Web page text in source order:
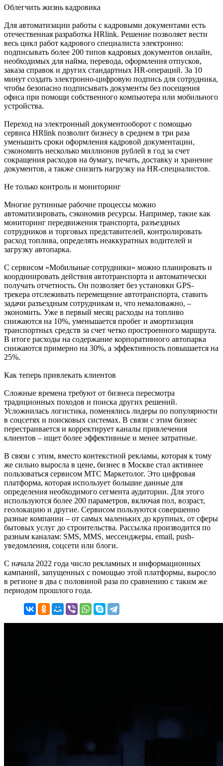
Облегчить жизнь кадровика
Для автоматизации работы с кадровыми документами есть
отечественная разработка HRlink. Решение позволяет вести
весь цикл работ кадрового специалиста электронно:
подписывать более 200 типов кадровых документов онлайн,
необходимых для найма, перевода, оформления отпусков,
заказа справок и других стандартных HR-операций. За 10
минут создать электронно-цифровую подпись для сотрудника,
чтобы безопасно подписывать документы без посещения
офиса при помощи собственного компьютера или мобильного
устройства.
Переход на электронный документооборот с помощью
сервиса HRlink позволит бизнесу в среднем в три раза
уменьшить сроки оформления кадровой документации,
сэкономить несколько миллионов рублей в год за счет
сокращения расходов на бумагу, печать, доставку и хранение
документов, а также снизить нагрузку на HR-специалистов.
Не только контроль и мониторинг
Многие рутинные рабочие процессы можно
автоматизировать, сэкономив ресурсы. Например, такие как
мониторинг передвижения транспорта, разъездных
сотрудников и торговых представителей, контролировать
расход топлива, определять неаккуратных водителей и
загрузку автопарка.
С сервисом «Мобильные сотрудники» можно планировать и
координировать действия автотранспорта и автоматически
получать отчетность. Он позволяет без установки GPS-
трекера отслеживать перемещение автотранспорта, ставить
задачи разъездным сотрудникам и, что немаловажно, –
экономить. Уже в первый месяц расходы на топливо
снижаются на 10%, уменьшается пробег и амортизация
транспортных средств за счет четко простроенного маршрута.
В итоге расходы на содержание корпоративного автопарка
снижаются примерно на 30%, а эффективность повышается на
25%.
Как теперь привлекать клиентов
Сложные времена требуют от бизнеса пересмотра
традиционных походов и поиска других решений.
Усложнилась логистика, поменялись лидеры по популярности
в соцсетях и поисковых системах. В связи с этим бизнес
перестраивается и корректирует каналы привлечения
клиентов – ищет более эффективные и менее затратные.
В связи с этим, вместо контекстной рекламы, которая к тому
же сильно выросла в цене, бизнес в Москве стал активнее
пользоваться сервисом МТС Маркетолог. Это цифровая
платформа, которая использует большие данные для
определения необходимого сегмента аудитории. Для этого
используются более 200 параметров, включая пол, возраст,
геолокацию и другие. Сервисом пользуются совершенно
разные компании – от самых маленьких до крупных, от сферы
бытовых услуг до строительства. Рассылка производится по
разным каналам: SMS, MMS, мессенджеры, email, push-
уведомления, соцсети или блоги.
C начала 2022 года число рекламных и информационных
кампаний, запущенных с помощью этой платформы, выросло
в регионе в два с половиной раза по сравнению с таким же
периодом прошлого года.